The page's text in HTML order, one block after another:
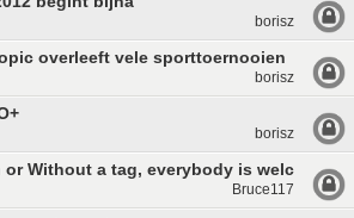
borisz
overleeft vele sporttoernooien
borisz
borisz
or Without a tag, everybody is welcome.
Bruce117